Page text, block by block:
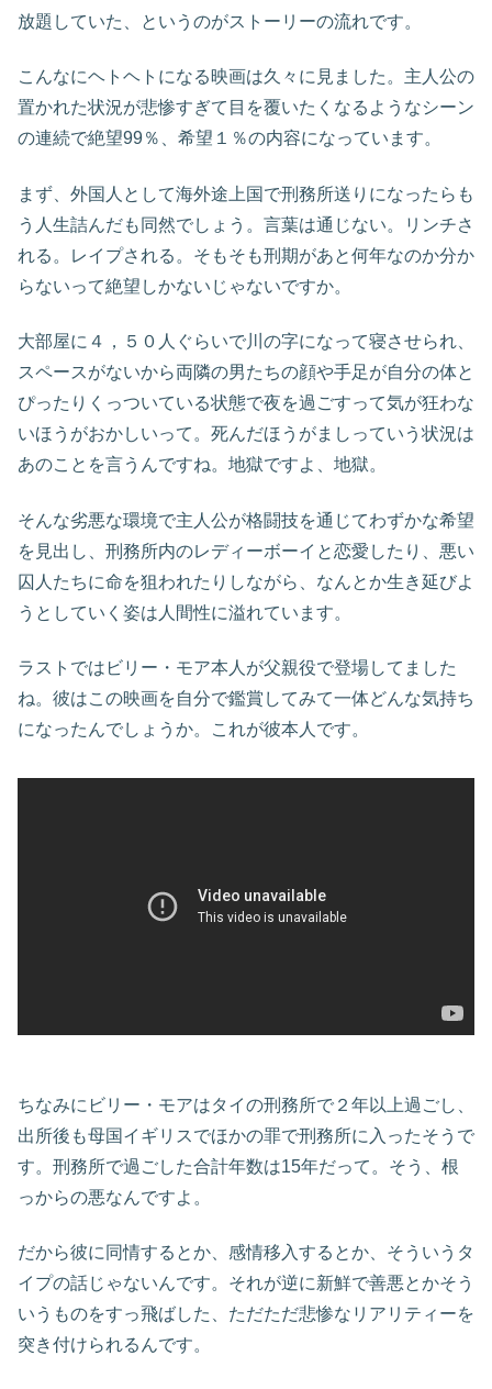
放題していた、というのがストーリーの流れです。
こんなにヘトヘトになる映画は久々に見ました。主人公の
置かれた状況が悲惨すぎて目を覆いたくなるようなシーン
の連続で絶望99％、希望１％の内容になっています。
まず、外国人として海外途上国で刑務所送りになったらも
う人生詰んだも同然でしょう。言葉は通じない。リンチさ
れる。レイプされる。そもそも刑期があと何年なのか分か
らないって絶望しかないじゃないですか。
大部屋に４，５０人ぐらいで川の字になって寝させられ、
スペースがないから両隣の男たちの顔や手足が自分の体と
ぴったりくっついている状態で夜を過ごすって気が狂わな
いほうがおかしいって。死んだほうがましっていう状況は
あのことを言うんですね。地獄ですよ、地獄。
そんな劣悪な環境で主人公が格闘技を通じてわずかな希望
を見出し、刑務所内のレディーボーイと恋愛したり、悪い
囚人たちに命を狙われたりしながら、なんとか生き延びよ
うとしていく姿は人間性に溢れています。
ラストではビリー・モア本人が父親役で登場してました
ね。彼はこの映画を自分で鑑賞してみて一体どんな気持ち
になったんでしょうか。これが彼本人です。
ちなみにビリー・モアはタイの刑務所で２年以上過ごし、
出所後も母国イギリスでほかの罪で刑務所に入ったそうで
す。刑務所で過ごした合計年数は15年だって。そう、根
っからの悪なんですよ。
だから彼に同情するとか、感情移入するとか、そういうタ
イプの話じゃないんです。それが逆に新鮮で善悪とかそう
いうものをすっ飛ばした、ただただ悲惨なリアリティーを
突き付けられるんです。